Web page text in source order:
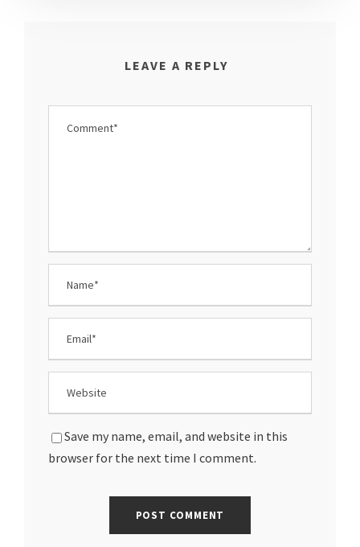
LEAVE A REPLY
Save my name, email, and website in this
browser for the next time I comment.